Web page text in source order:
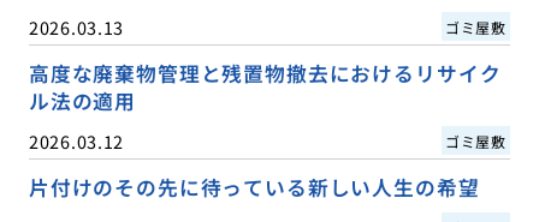
2026.03.13 ゴミ屋敷
高度な廃棄物管理と残置物撤去におけるリサイク
ル法の適用
2026.03.12 ゴミ屋敷
片付けのその先に待っている新しい人生の希望